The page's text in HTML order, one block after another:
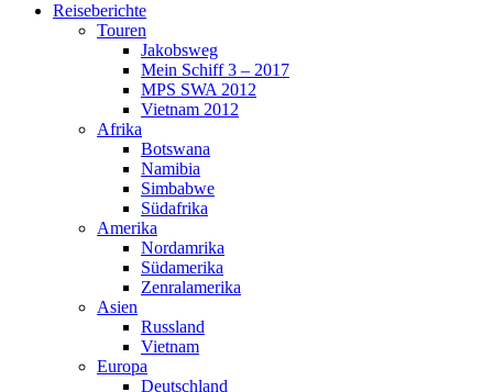
Reiseberichte
Touren
Jakobsweg
Mein Schiff 3 – 2017
MPS SWA 2012
Vietnam 2012
Afrika
Botswana
Namibia
Simbabwe
Südafrika
Amerika
Nordamrika
Südamerika
Zenralamerika
Asien
Russland
Vietnam
Europa
Deutschland